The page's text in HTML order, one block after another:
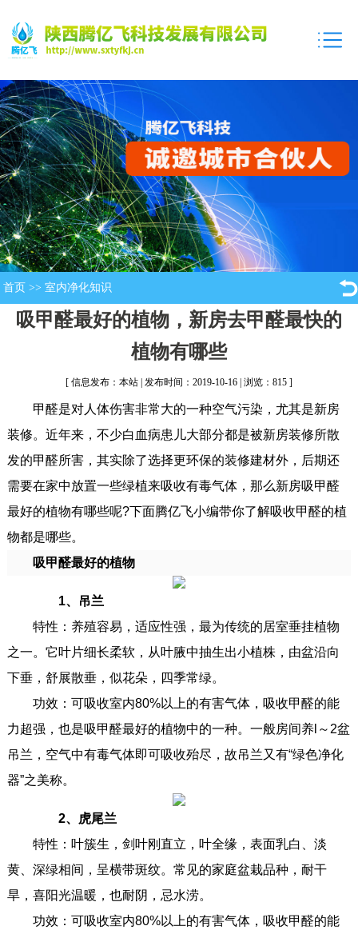
首页 >> 室内净化知识
吸甲醛最好的植物，新房去甲醛最快的
植物有哪些
[ 信息发布：本站 | 发布时间：2019-10-16 | 浏览：815 ]
甲醛是对人体伤害非常大的一种空气污染，尤其是新房
装修。近年来，不少白血病患儿大部分都是被新房装修所散
发的甲醛所害，其实除了选择更环保的装修建材外，后期还
需要在家中放置一些绿植来吸收有毒气体，那么新房吸甲醛
最好的植物有哪些呢?下面腾亿飞小编带你了解吸收甲醛的植
物都是哪些。
吸甲醛最好的植物
1、吊兰
特性：养殖容易，适应性强，最为传统的居室垂挂植物
之一。它叶片细长柔软，从叶腋中抽生出小植株，由盆沿向
下垂，舒展散垂，似花朵，四季常绿。
功效：可吸收室内80%以上的有害气体，吸收甲醛的能
力超强，也是吸甲醛最好的植物中的一种。一般房间养l～2盆
吊兰，空气中有毒气体即可吸收殆尽，故吊兰又有“绿色净化
器”之美称。
2、虎尾兰
特性：叶簇生，剑叶刚直立，叶全缘，表面乳白、淡
黄、深绿相间，呈横带斑纹。常见的家庭盆栽品种，耐干
旱，喜阳光温暖，也耐阴，忌水涝。
功效：可吸收室内80%以上的有害气体，吸收甲醛的能